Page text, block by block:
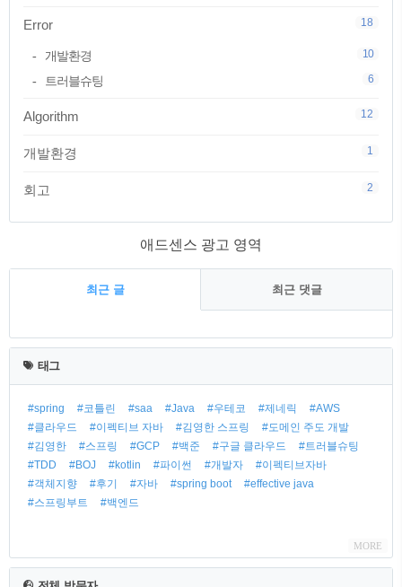
Error 18
개발환경 10
트러블슈팅 6
Algorithm 12
개발환경 1
회고 2
애드센스 광고 영역
최근 글 최근 댓글
태그
#spring #코틀린 #saa #Java #우테코 #제네릭
#AWS
#클라우드
#이펙티브 자바 #김영한 스프링
#도메인 주도 개발
#김영한
#스프링 #GCP #백준 #구글 클라우드
#트러블슈팅
#TDD
#BOJ #kotlin #파이썬 #개발자
#이펙티브자바
#객체지향
#후기 #자바 #spring boot
#effective java
#스프링부트
#백엔드
MORE